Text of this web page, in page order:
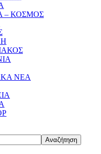
– ΚΟΣΜΟΣ
ΝΕΑ
Αναζήτηση